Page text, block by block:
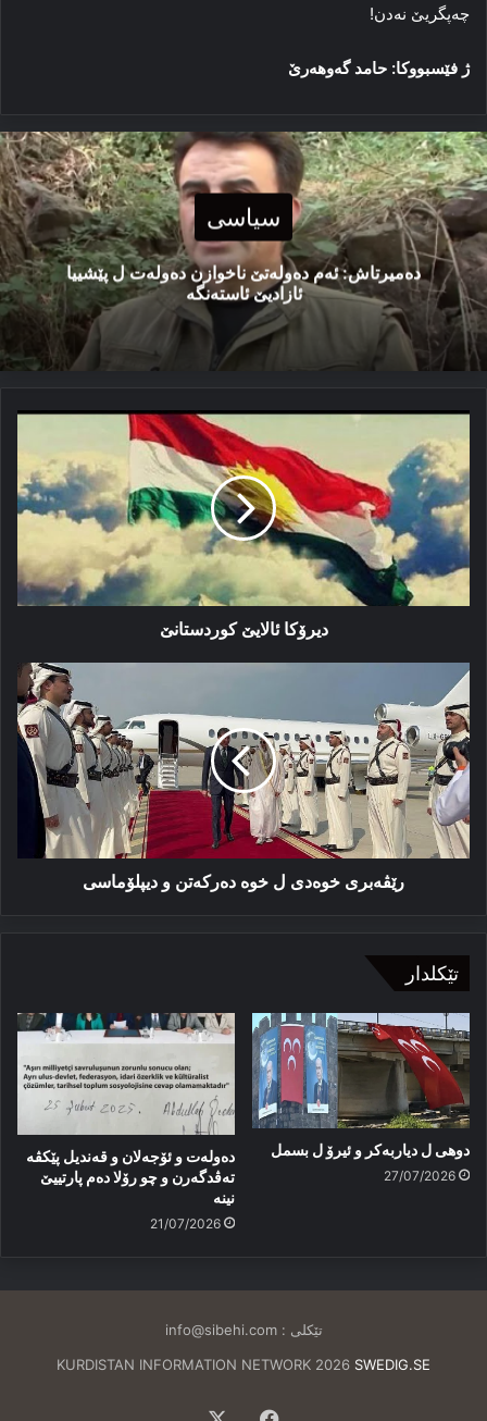
چه‌پگریێ نه‌دن!
ژ فێسبووکا: حامد گەوهەرێ
سیاسی
دەمیرتاش: ئەم دەولەتێ ناخوازن دەولەت ل پێشییا
ئازادیێ ئاستەنگە
دیرۆکا
ئالایێ
کوردستانێ
دیرۆکا ئالایێ کوردستانێ
رێڤه‌بری
خوه‌دی
ل
خوه‌
ده‌رکه‌تن
و
دیپلۆماسی
رێڤه‌بری خوه‌دی ل خوه‌ ده‌رکه‌تن و دیپلۆماسی
تێکلدار
دوهی ل دیاربەکر و ئیرۆ ل بسمل
27/07/2026
دەولەت و ئۆجەلان و قەندیل پێکڤە
تەڤدگەرن و چو رۆلا دەم پارتییێ
نینە
21/07/2026
تێکلی :info@sibehi.com
KURDISTAN INFORMATION NETWORK 2026 SWEDIG.SE